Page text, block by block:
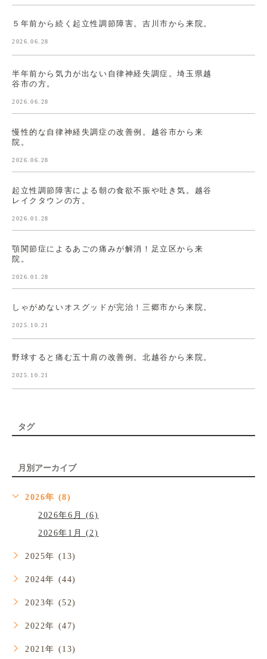
５年前から続く起立性調節障害。吉川市から来院。
2026.06.28
半年前から気力が出ない自律神経失調症。埼玉県越
谷市の方。
2026.06.28
慢性的な自律神経失調症の改善例。越谷市から来
院。
2026.06.28
起立性調節障害による朝の食欲不振や吐き気。越谷
レイクタウンの方。
2026.01.28
顎関節症によるあごの痛みが解消！足立区から来
院。
2026.01.28
しゃがめないオスグッドが完治！三郷市から来院。
2025.10.21
野球すると痛む五十肩の改善例。北越谷から来院。
2025.10.21
タグ
月別アーカイブ
2026年 (8)
2026年6月 (6)
2026年1月 (2)
2025年 (13)
2024年 (44)
2023年 (52)
2022年 (47)
2021年 (13)